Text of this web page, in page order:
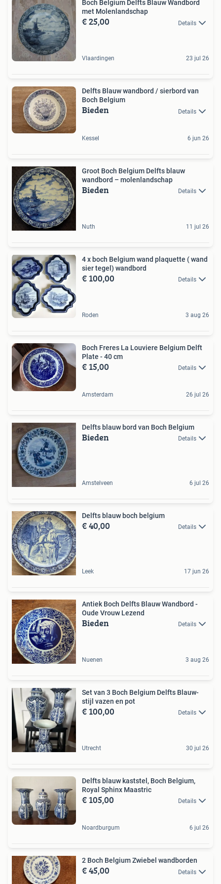
Boch Belgium Delfts Blauw Wandbord
met Molenlandschap
€ 25,00 Details
Vlaardingen 23 jul 26
Delfts Blauw wandbord / sierbord van
Boch Belgium
Bieden Details
Kessel 6 jun 26
Groot Boch Belgium Delfts blauw
wandbord – molenlandschap
Bieden Details
Nuth 11 jul 26
4 x boch Belgium wand plaquette ( wand
sier tegel) wandbord
€ 100,00 Details
Roden 3 aug 26
Boch Freres La Louviere Belgium Delft
Plate - 40 cm
€ 15,00 Details
Amsterdam 26 jul 26
Delfts blauw bord van Boch Belgium
Bieden Details
Amstelveen 6 jul 26
Delfts blauw boch belgium
€ 40,00 Details
Leek 17 jun 26
Antiek Boch Delfts Blauw Wandbord -
Oude Vrouw Lezend
Bieden Details
Nuenen 3 aug 26
Set van 3 Boch Belgium Delfts Blauw-
stijl vazen en pot
€ 100,00 Details
Utrecht 30 jul 26
Delfts blauw kaststel, Boch Belgium,
Royal Sphinx Maastric
€ 105,00 Details
Noardburgum 6 jul 26
2 Boch Belgium Zwiebel wandborden
€ 45,00 Details